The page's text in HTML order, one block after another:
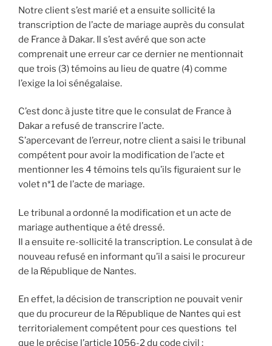
Notre client s’est marié et a ensuite sollicité la
transcription de l’acte de mariage auprès du consulat
de France à Dakar. Il s’est avéré que son acte
comprenait une erreur car ce dernier ne mentionnait
que trois (3) témoins au lieu de quatre (4) comme
l’exige la loi sénégalaise.
C’est donc à juste titre que le consulat de France à
Dakar a refusé de transcrire l’acte.
S’apercevant de l’erreur, notre client a saisi le tribunal
compétent pour avoir la modification de l’acte et
mentionner les 4 témoins tels qu’ils figuraient sur le
volet n*1 de l’acte de mariage.
Le tribunal a ordonné la modification et un acte de
mariage authentique a été dressé.
Il a ensuite re-sollicité la transcription. Le consulat à de
nouveau refusé en informant qu’il a saisi le procureur
de la République de Nantes.
En effet, la décision de transcription ne pouvait venir
que du procureur de la République de Nantes qui est
territorialement compétent pour ces questions tel
que le précise l’article 1056-2 du code civil :